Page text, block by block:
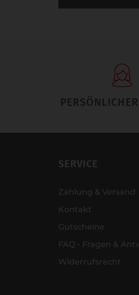
SERVICE
Zahlung & Versand
Kontakt
Gutscheine
FAQ - Fragen &
Widerrufsrecht